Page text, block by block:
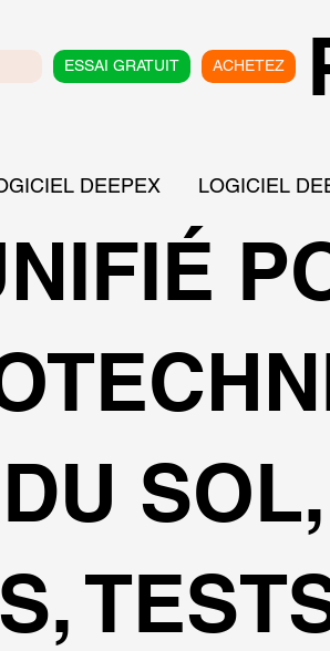
ESSAI GRATUIT ACHETEZ
DEEPEX LOGICIEL